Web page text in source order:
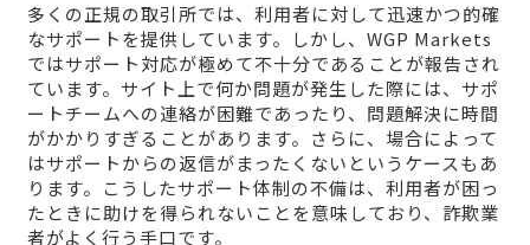
多くの正規の取引所では、利用者に対して迅速かつ的確
なサポートを提供しています。しかし、WGP Markets
ではサポート対応が極めて不十分であることが報告され
ています。サイト上で何か問題が発生した際には、サポ
ートチームへの連絡が困難であったり、問題解決に時間
がかかりすぎることがあります。さらに、場合によって
はサポートからの返信がまったくないというケースもあ
ります。こうしたサポート体制の不備は、利用者が困っ
たときに助けを得られないことを意味しており、詐欺業
者がよく行う手口です。